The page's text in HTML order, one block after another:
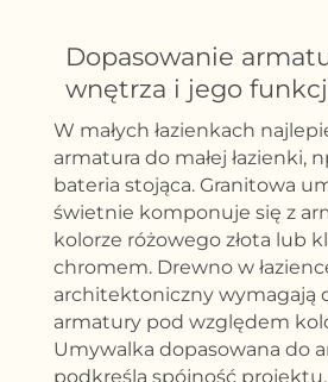
Dopasowanie
wnętrza i jego
W małych łazienkach
armatura do małej łazienki,
bateria stojąca. Granitowa
świetnie komponuje się z
kolorze różowego złota lub
chromem. Drewno w
architektoniczny wymagają
armatury pod względem
Umywalka dopasowana do
podkreśla spójność